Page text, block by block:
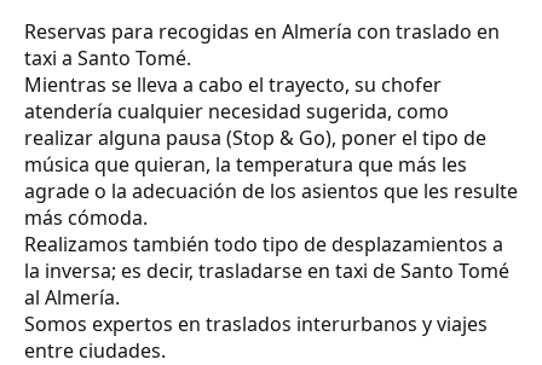
Reservas para recogidas en Almería con traslado en
taxi a Santo Tomé.
Mientras se lleva a cabo el trayecto, su chofer
atendería cualquier necesidad sugerida, como
realizar alguna pausa (Stop & Go), poner el tipo de
música que quieran, la temperatura que más les
agrade o la adecuación de los asientos que les resulte
más cómoda.
Realizamos también todo tipo de desplazamientos a
la inversa; es decir, trasladarse en taxi de Santo Tomé
al Almería.
Somos expertos en traslados interurbanos y viajes
entre ciudades.